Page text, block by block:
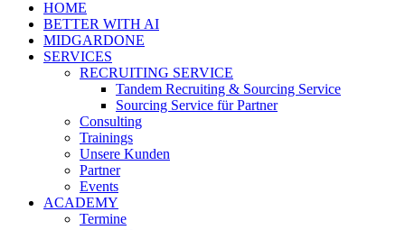
HOME
BETTER WITH AI
MIDGARDONE
SERVICES
RECRUITING SERVICE
Tandem Recruiting & Sourcing Service
Sourcing Service für Partner
Consulting
Trainings
Unsere Kunden
Partner
Events
ACADEMY
Termine